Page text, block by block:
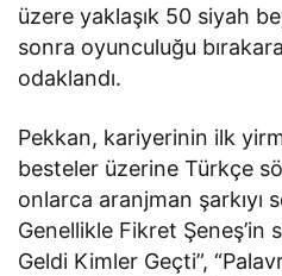
üzere yaklaşık 50 siyah
sonra oyunculuğu
odaklandı.
Pekkan, kariyerinin ilk
besteler üzerine Türkçe
onlarca aranjman şarkıyı
Genellikle Fikret Şeneş’in
Geldi Kimler Geçti”,